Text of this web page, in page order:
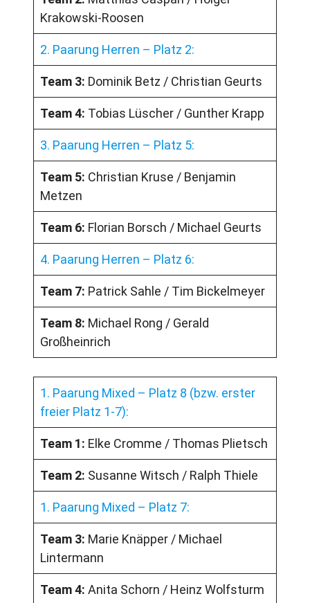
Krakowski-Roosen
2. Paarung Herren – Platz 2:
Team 3: Dominik Betz / Christian Geurts
Team 4: Tobias Lüscher / Gunther Krapp
3. Paarung Herren – Platz 5:
Team 5: Christian Kruse / Benjamin
Metzen
Team 6: Florian Borsch / Michael Geurts
4. Paarung Herren – Platz 6:
Team 7: Patrick Sahle / Tim Bickelmeyer
Team 8: Michael Rong / Gerald
Großheinrich
1. Paarung Mixed – Platz 8 (bzw. erster
freier Platz 1-7):
Team 1: Elke Cromme / Thomas Plietsch
Team 2: Susanne Witsch / Ralph Thiele
1. Paarung Mixed – Platz 7:
Team 3: Marie Knäpper / Michael
Lintermann
Team 4: Anita Schorn / Heinz Wolfsturm